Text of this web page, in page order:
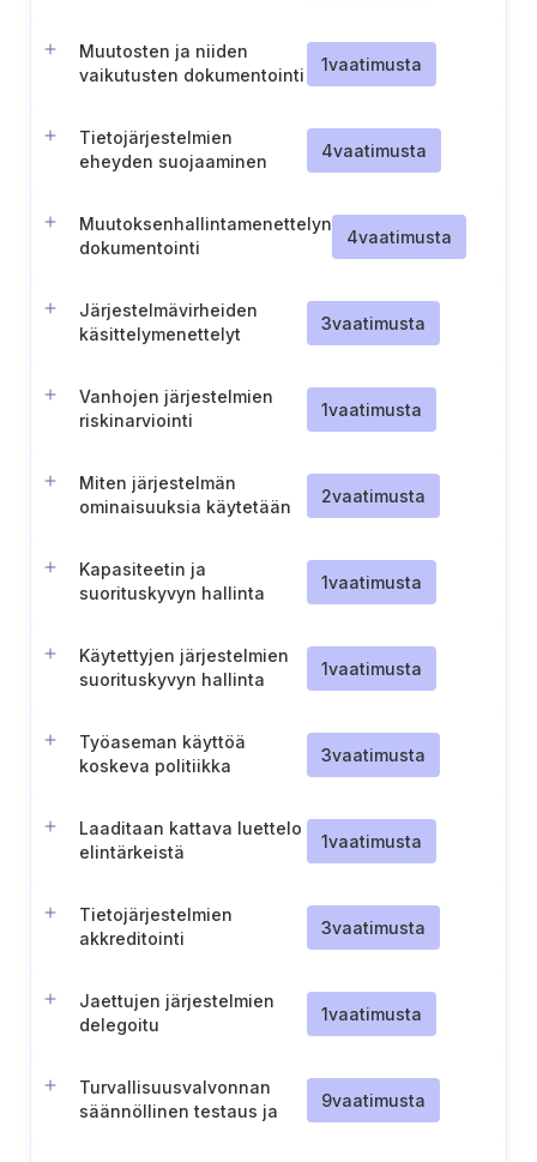
Muutosten ja niiden
vaikutusten dokumentointi
1vaatimusta
Tietojärjestelmien
eheyden suojaaminen
4vaatimusta
Muutoksenhallintamenettelyn
dokumentointi
4vaatimusta
Järjestelmävirheiden
käsittelymenettelyt
3vaatimusta
Vanhojen järjestelmien
riskinarviointi
1vaatimusta
Miten järjestelmän
ominaisuuksia käytetään
2vaatimusta
Kapasiteetin ja
suorituskyvyn hallinta
1vaatimusta
Käytettyjen järjestelmien
suorituskyvyn hallinta
1vaatimusta
Työaseman käyttöä
koskeva politiikka
3vaatimusta
Laaditaan kattava luettelo
elintärkeistä
1vaatimusta
Tietojärjestelmien
akkreditointi
3vaatimusta
Jaettujen järjestelmien
delegoitu
1vaatimusta
Turvallisuusvalvonnan
säännöllinen testaus ja
9vaatimusta